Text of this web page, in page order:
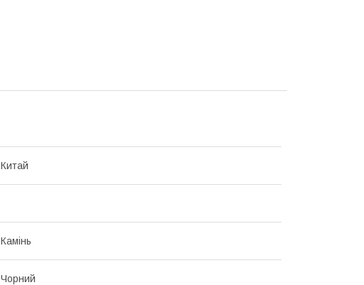
Китай
Камінь
Чорний